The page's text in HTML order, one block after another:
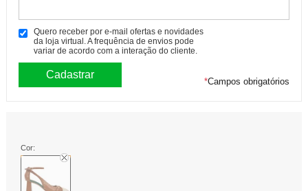
Quero receber por e-mail ofertas e novidades
da loja virtual. A frequência de envios pode
variar de acordo com a interação do cliente.
*Campos obrigatórios
Cor: